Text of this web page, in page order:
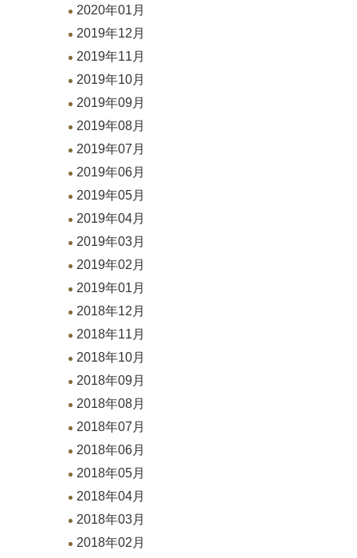
2020年01月
2019年12月
2019年11月
2019年10月
2019年09月
2019年08月
2019年07月
2019年06月
2019年05月
2019年04月
2019年03月
2019年02月
2019年01月
2018年12月
2018年11月
2018年10月
2018年09月
2018年08月
2018年07月
2018年06月
2018年05月
2018年04月
2018年03月
2018年02月